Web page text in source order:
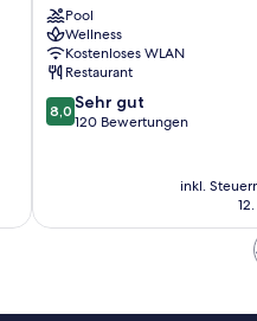
Waren
(Müritz)
Pool
Wellness
Kostenloses WLAN
Restaurant
8.0
von
Bewertungen
8,0 Sehr gut
120 Bewertungen
inkl.